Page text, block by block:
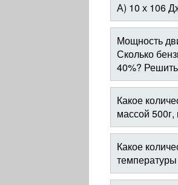
А) 10 х 106
Мощность
Сколько
40%? Решить
Какое
массой
Какое